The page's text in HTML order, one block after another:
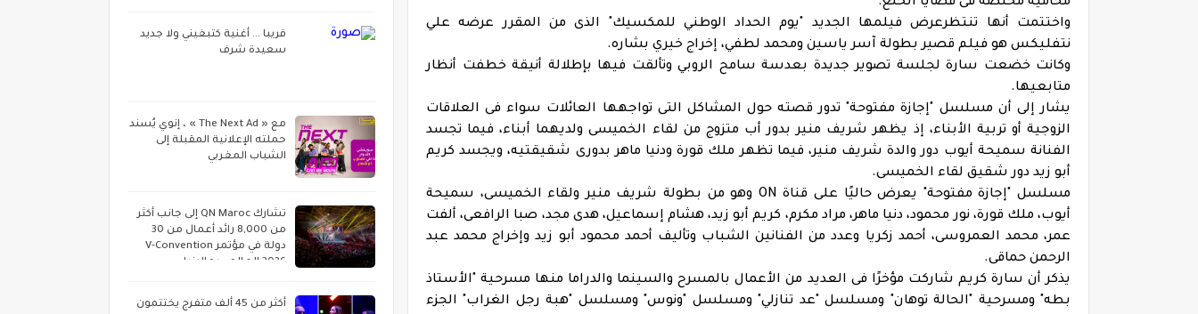
واختتمت أنها تنتظرعرض فيلمها الجديد "يوم الحداد الوطني للمكسيك" الذى من المقرر عرضه علي
نتفليكس هو فيلم قصير بطولة آسر ياسين ومحمد لطفي، إخراج خيري بشاره.
وكانت خضعت سارة لجلسة تصوير جديدة بعدسة سامح الروبي وتألقت فيها بإطلالة أنيقة خطفت أنظار
متابعيها.
يشار إلى أن مسلسل "إجازة مفتوحة" تدور قصته حول المشاكل التى تواجهها العائلات سواء فى العلاقات
الزوجية أو تربية الأبناء، إذ يظهر شريف منير بدور أب متزوج من لقاء الخميسى ولديهما أبناء، فيما تجسد
الفنانة سميحة أيوب دور والدة شريف منير، فيما تظهر ملك قورة ودنيا ماهر بدورى شقيقتيه، ويجسد كريم
أبو زيد دور شقيق لقاء الخميسى.
مسلسل "إجازة مفتوحة" يعرض حاليًا على قناة ON وهو من بطولة شريف منير ولقاء الخميسى، سميحة
أيوب، ملك قورة، نور محمود، دنيا ماهر، مراد مكرم، كريم أبو زيد، هشام إسماعيل، هدى مجد، صبا الرافعى، ألفت
عمر، محمد العمروسى، أحمد زكريا وعدد من الفنانين الشباب وتأليف أحمد محمود أبو زيد وإخراج محمد عبد
الرحمن حماقى.
يذكر أن سارة كريم شاركت مؤخرًا فى العديد من الأعمال بالمسرح والسينما والدراما منها مسرحية "الأستاذ
بطه" ومسرحية "الحالة توهان" ومسلسل "عد تنازلي" ومسلسل "ونوس" ومسلسل "هبة رجل الغراب" الجزء
قريبا ... أغنية كتبغيني ولا جديد
سعيدة شرف
مع « The Next Ad » ، إنوي يُسند
حملته الإعلانية المقبلة إلى
الشباب المغربي
تشارك QN Maroc إلى جانب أكثر
من 8,000 رائد أعمال من 30
دولة في مؤتمر V-Convention
2026 العالمي بماليزيا
أكثر من 45 ألف متفرج يختتمون